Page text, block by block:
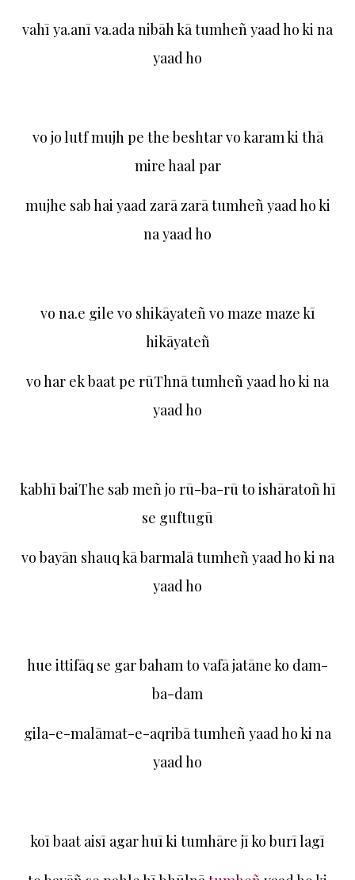
vahī ya.anī va.ada nibāh kā tumheñ yaad ho ki na
yaad ho
vo jo lutf mujh pe the beshtar vo karam ki thā
mire haal par
mujhe sab hai yaad zarā zarā tumheñ yaad ho ki
na yaad ho
vo na.e gile vo shikāyateñ vo maze maze kī
hikāyateñ
vo har ek baat pe rūThnā tumheñ yaad ho ki na
yaad ho
kabhī baiThe sab meñ jo rū-ba-rū to ishāratoñ hī
se guftugū
vo bayān shauq kā barmalā tumheñ yaad ho ki na
yaad ho
hue ittifāq se gar baham to vafā jatāne ko dam-
ba-dam
gila-e-malāmat-e-aqribā tumheñ yaad ho ki na
yaad ho
koī baat aisī agar huī ki tumhāre jī ko burī lagī